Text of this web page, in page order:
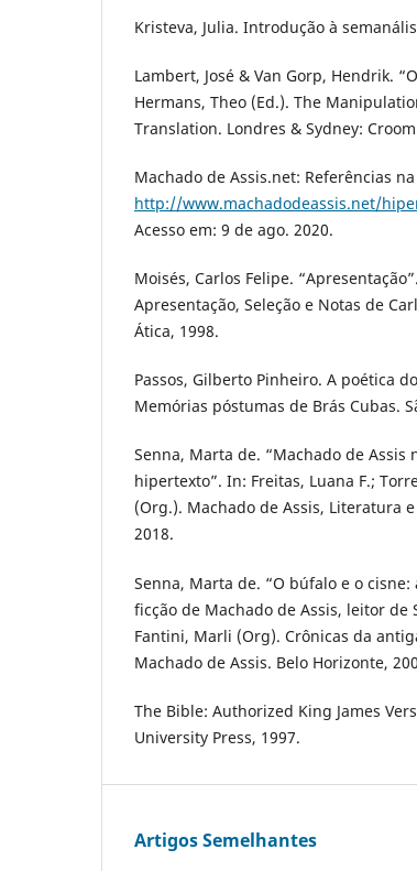
Kristeva, Julia. Introdução à
Lambert, José & Van Gorp, Hendrik.
Hermans, Theo (Ed.). The
Translation. Londres & Sydney:
Machado de Assis.net: Referências
http://www.machadodeassis.net/
Acesso em: 9 de ago. 2020.
Moisés, Carlos Felipe.
Apresentação, Seleção e Notas de
Ática, 1998.
Passos, Gilberto Pinheiro. A poética
Memórias póstumas de Brás Cubas.
Senna, Marta de. “Machado de Assis
hipertexto”. In: Freitas, Luana F.;
(Org.). Machado de Assis, Literatura
2018.
Senna, Marta de. “O búfalo e o
ficção de Machado de Assis, leitor de
Fantini, Marli (Org). Crônicas da
Machado de Assis. Belo Horizonte,
The Bible: Authorized King James
University Press, 1997.
Artigos Semelhantes